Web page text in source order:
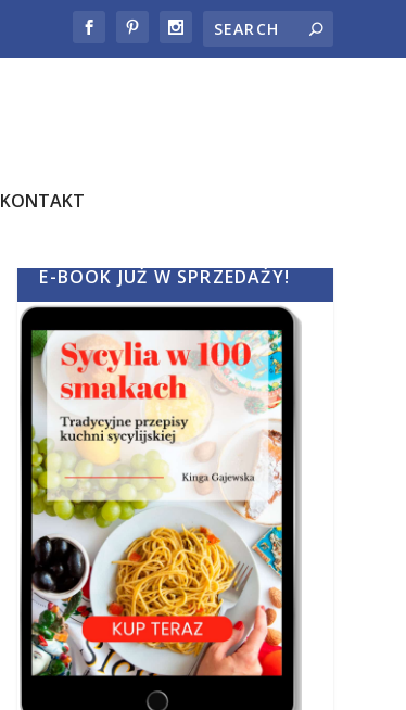
KONTAKT
E-BOOK JUŻ W SPRZEDAŻY!